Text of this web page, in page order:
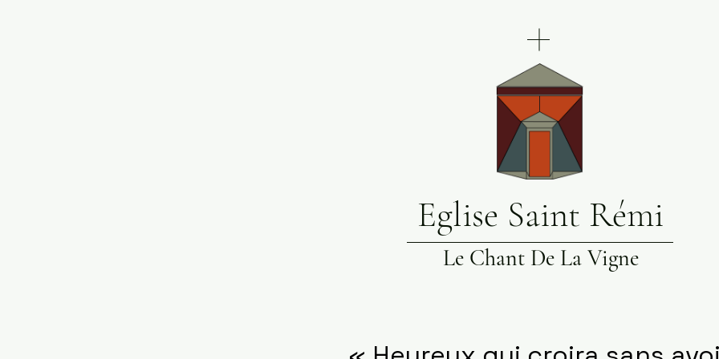
Eglise Saint Rémi
Le Chant De La Vigne